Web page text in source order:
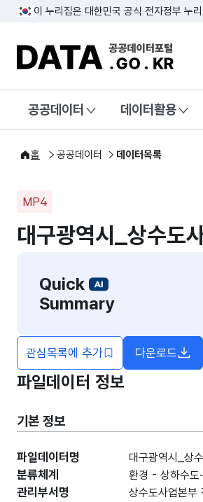
이 누리집은 대한민국 공식 전자정부 누
DATA.GO.KR 공공데이터
공공데이터 데이터활용
홈 공공데이터 데이터목록
MP4
대구광역시_상수도
Quick
Summary
관심목록에 추가 다운로드
파일데이터 정보
기본 정보
파일데이터명 대구광역시_상
분류체계 환경 - 상하수도
관리부서명 상수도사업본부